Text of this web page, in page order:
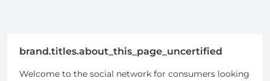
brand.titles.about_this_page_uncertified
Welcome to the social network for consumers looking